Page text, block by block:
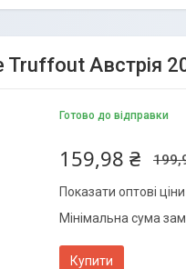
Австрія
Готово до відправки
159,98 ₴
Показати оптові ціни
Мінімальна сума
Купити